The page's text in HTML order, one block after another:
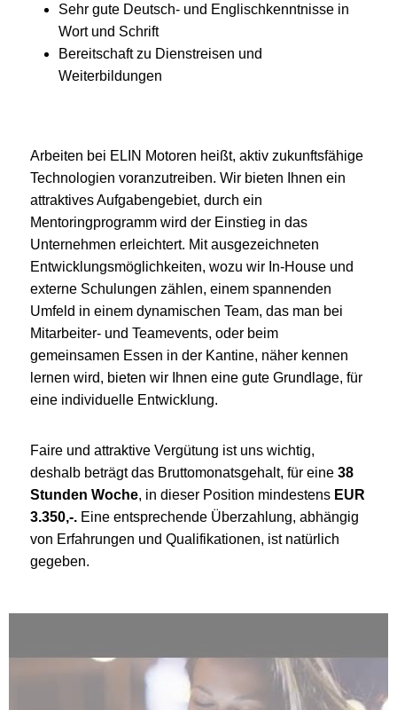
Sehr gute Deutsch- und Englischkenntnisse in
Wort und Schrift
Bereitschaft zu Dienstreisen und
Weiterbildungen
Arbeiten bei ELIN Motoren heißt, aktiv zukunftsfähige
Technologien voranzutreiben. Wir bieten Ihnen ein
attraktives Aufgabengebiet, durch ein
Mentoringprogramm wird der Einstieg in das
Unternehmen erleichtert. Mit ausgezeichneten
Entwicklungsmöglichkeiten, wozu wir In-House und
externe Schulungen zählen, einem spannenden
Umfeld in einem dynamischen Team, das man bei
Mitarbeiter- und Teamevents, oder beim
gemeinsamen Essen in der Kantine, näher kennen
lernen wird, bieten wir Ihnen eine gute Grundlage, für
eine individuelle Entwicklung.
Faire und attraktive Vergütung ist uns wichtig,
deshalb beträgt das Bruttomonatsgehalt, für eine 38
Stunden Woche, in dieser Position mindestens EUR
3.350,-. Eine entsprechende Überzahlung, abhängig
von Erfahrungen und Qualifikationen, ist natürlich
gegeben.